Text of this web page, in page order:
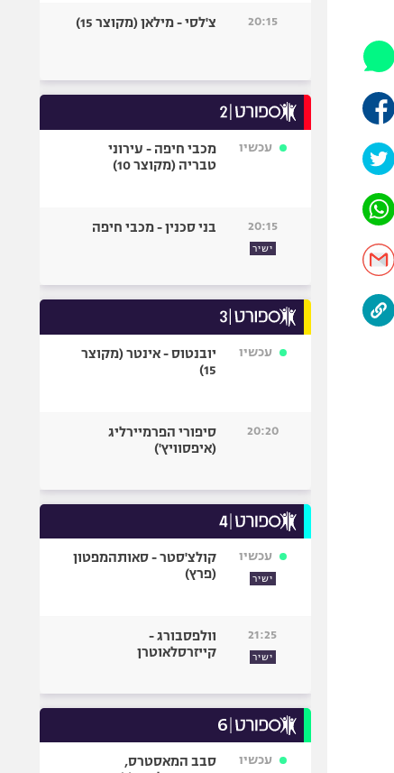
אופניים
כדורמים
פוטבול אמריקאי NFL
ספורט אתגרי
20:15 צ'לסי - מילאן (מקוצר 15)
עכשיו
מכבי חיפה - עירוני
טבריה (מקוצר 10)
20:15
ישיר
בני סכנין - מכבי חיפה
עכשיו
יובנטוס - אינטר (מקוצר
15)
20:20
סיפורי הפרמיירליג
(איפסוויץ')
עכשיו
ישיר
קולצ'סטר - סאותהמפטון
(פרץ)
21:25
ישיר
וולפסבורג -
קייזרסלאוטרן
עכשיו
סבב המאסטרס,